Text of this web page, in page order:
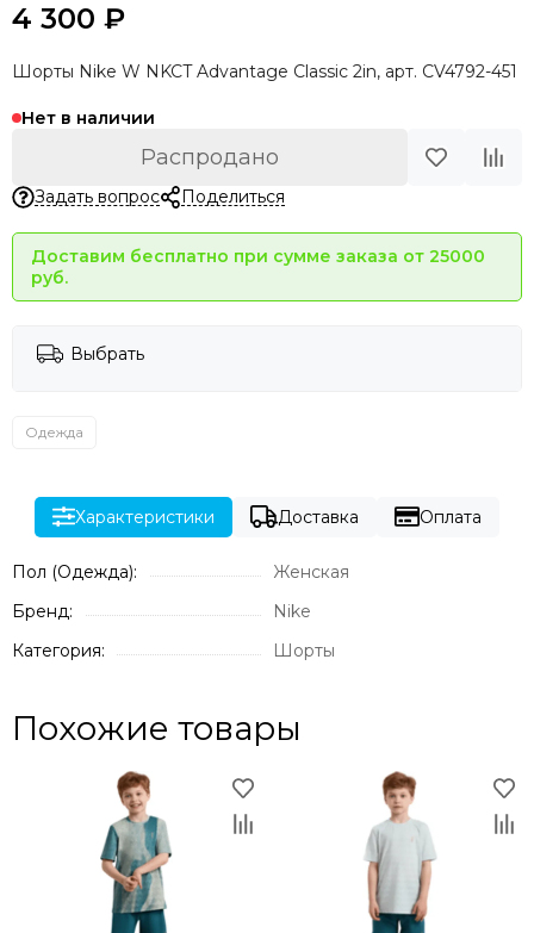
4 300 ₽
Шорты Nike W NKCT Advantage Classic 2in, арт. CV4792-451
Нет в наличии
Распродано
Задать вопрос Поделиться
Доставим бесплатно при сумме заказа от 25000
руб.
Выбрать
Одежда
Характеристики Доставка Оплата
Пол (Одежда):
Женская
Бренд:
Nike
Категория:
Шорты
Похожие товары